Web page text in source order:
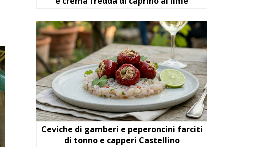
Ceviche di gamberi e peperoncini farciti
di tonno e capperi Castellino